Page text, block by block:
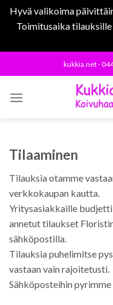
Hyvä valikoima
Toimitusaika
to
kukkia.net -
Tilaaminen
Tilauksia otamme
verkkokaupan kautta.
Yritysasiakkaille
annetut tilaukset
sähköpostilla.
Tilauksia puhelimitse
vastaan vain rajoitetusti.
Sähköposteihin